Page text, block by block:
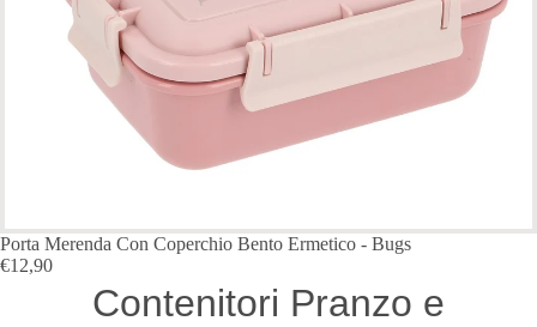
Porta Merenda Con Coperchio Bento Ermetico - Bugs
€12,90
Contenitori Pranzo e